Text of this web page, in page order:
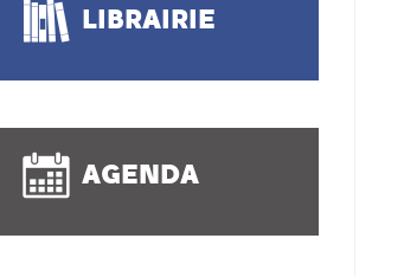
LIBRAIRIE
AGENDA